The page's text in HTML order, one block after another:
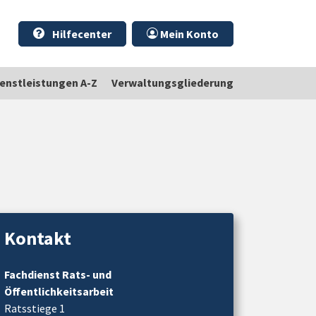
Hilfecenter Mein Konto
A-Z Verwaltungsgliederung
Kontakt
Fachdienst Rats- und
Öffentlichkeitsarbeit
Ratsstiege 1